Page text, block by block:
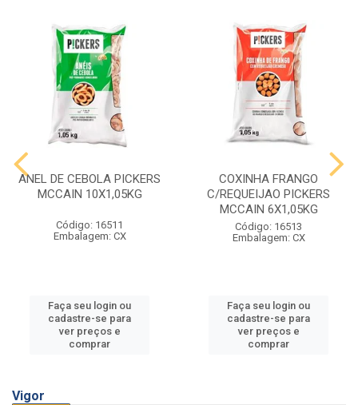
ANEL DE CEBOLA PICKERS
MCCAIN 10X1,05KG
Código: 16511
Embalagem: CX
Faça seu login ou
cadastre-se para
ver preços e
comprar
COXINHA FRANGO
C/REQUEIJAO PICKERS
MCCAIN 6X1,05KG
Código: 16513
Embalagem: CX
Faça seu login ou
cadastre-se para
ver preços e
comprar
Vigor